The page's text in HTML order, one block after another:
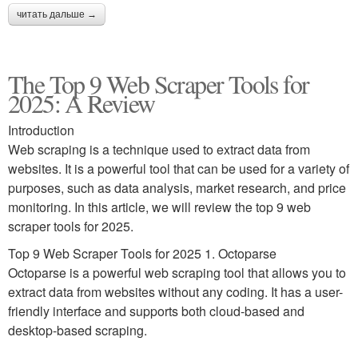
читать дальше →
The Top 9 Web Scraper Tools for
2025: A Review
Introduction
Web scraping is a technique used to extract data from
websites. It is a powerful tool that can be used for a variety of
purposes, such as data analysis, market research, and price
monitoring. In this article, we will review the top 9 web
scraper tools for 2025.
Top 9 Web Scraper Tools for 2025 1. Octoparse
Octoparse is a powerful web scraping tool that allows you to
extract data from websites without any coding. It has a user-
friendly interface and supports both cloud-based and
desktop-based scraping.